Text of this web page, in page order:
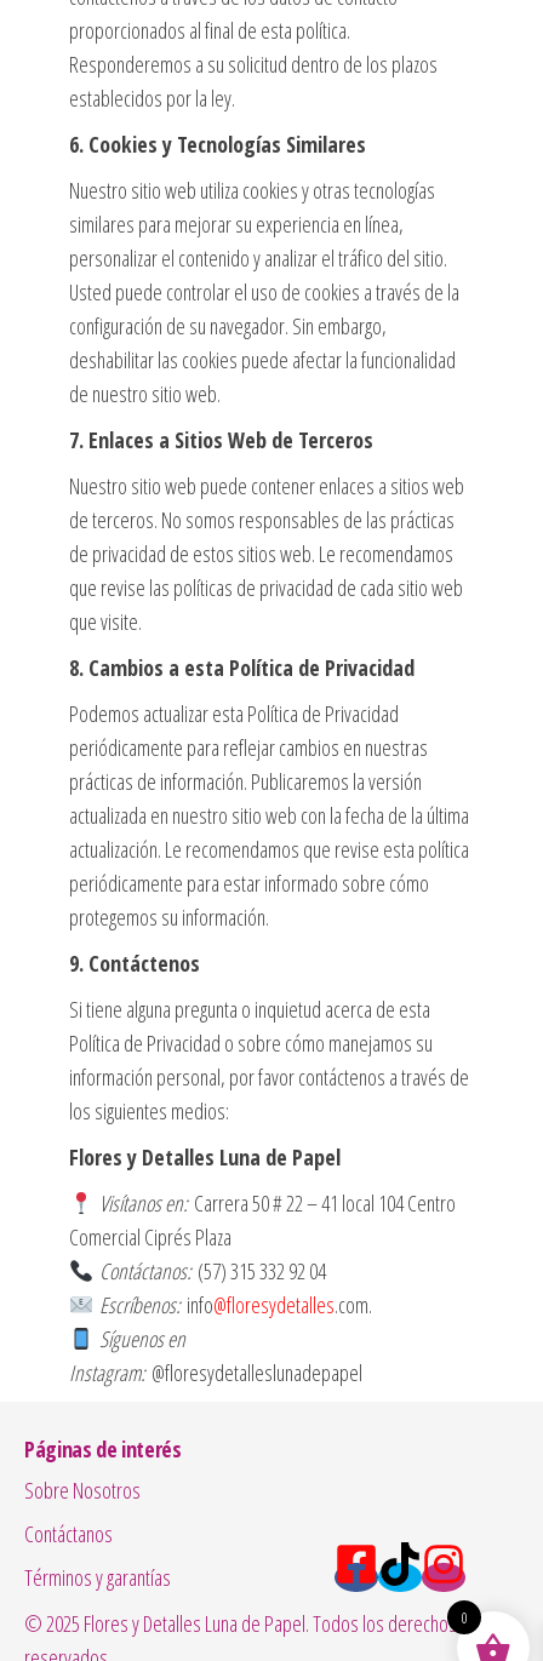
proporcionados al final de esta política.
Responderemos a su solicitud dentro de los plazos
establecidos por la ley.
6. Cookies y Tecnologías Similares
Nuestro sitio web utiliza cookies y otras tecnologías
similares para mejorar su experiencia en línea,
personalizar el contenido y analizar el tráfico del sitio.
Usted puede controlar el uso de cookies a través de la
configuración de su navegador. Sin embargo,
deshabilitar las cookies puede afectar la funcionalidad
de nuestro sitio web.
7. Enlaces a Sitios Web de Terceros
Nuestro sitio web puede contener enlaces a sitios web
de terceros. No somos responsables de las prácticas
de privacidad de estos sitios web. Le recomendamos
que revise las políticas de privacidad de cada sitio web
que visite.
8. Cambios a esta Política de Privacidad
Podemos actualizar esta Política de Privacidad
periódicamente para reflejar cambios en nuestras
prácticas de información. Publicaremos la versión
actualizada en nuestro sitio web con la fecha de la última
actualización. Le recomendamos que revise esta política
periódicamente para estar informado sobre cómo
protegemos su información.
9. Contáctenos
Si tiene alguna pregunta o inquietud acerca de esta
Política de Privacidad o sobre cómo manejamos su
información personal, por favor contáctenos a través de
los siguientes medios:
Flores y Detalles Luna de Papel
Visítanos en:Carrera 50 # 22 – 41 local 104 Centro
Comercial Ciprés Plaza
Contáctanos:(57) 315 332 92 04
Escríbenos:info@floresydetalles.com.
Síguenos en
Instagram:@floresydetalleslunadepapel
Páginas de interés
Sobre Nosotros
Contáctanos
Términos y garantías
© 2025 Flores y Detalles Luna de Papel. Todos los derechos 0